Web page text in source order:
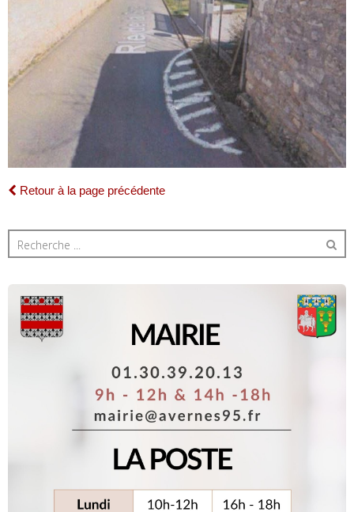
Retour à la page précédente